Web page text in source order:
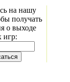
на нашу
получать
о выходе
игр: